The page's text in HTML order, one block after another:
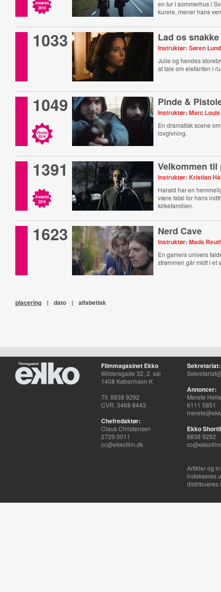
Awards
2015
en tur i sommerhus i
kurere, mener hans
1033 Lad os
Instruktør: Søren
Julie og hendes
at tale om elefanten i
1049
Vinder
2016
Pinde &
Instruktør: Marc
En dramatisk scene
lovgivning.
1391
Awards
2016
Velkommen til
Instruktør: Kristian
Harald har en
være fatal for hans
kirkefamilien.
1623 Nerd Cave
Instruktør: Mads
En gamers univers
strømmen går midt i et
placering | dato | alfabetisk
Filmmagasinet Ekko
Wildersgade 32, 2. sal
1408 København K
Tlf. 8838 9292
CVR. 3468 8443
Chefredaktør:
Claus Christensen
2729 0011
cc@ekkofilm.dk
Sekretariat:
Annoncer:
Merete
6111 5851
Ekko
8838 9292
Artikler og
indekseres
distribueres